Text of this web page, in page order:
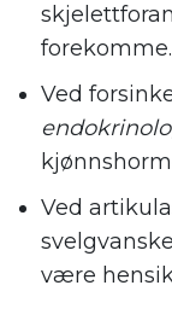
forekomme.
Ved
Ved
være